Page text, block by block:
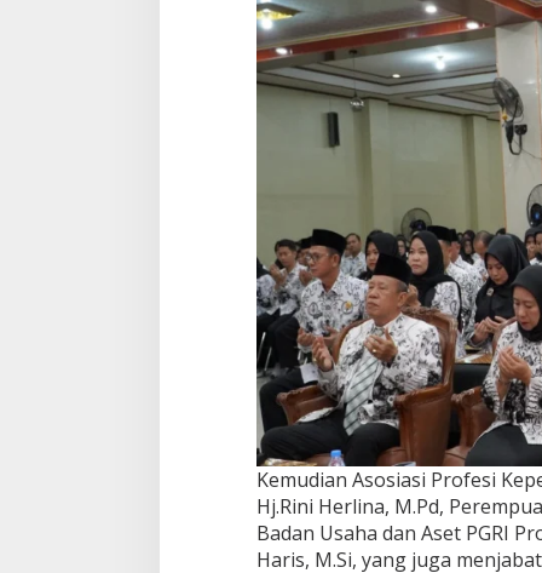
a
k
t
i
2
0
3
0
Kemudian Asosiasi Profesi
Hj.Rini Herlina, M.Pd,
Badan Usaha dan Aset PGRI
Haris, M.Si, yang juga